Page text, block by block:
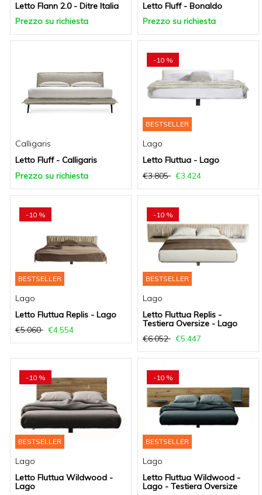
Letto Flann 2.0 - Ditre Italia
Prezzo su richiesta
Letto Fluff - Bonaldo
Prezzo su richiesta
Calligaris
Letto Fluff - Calligaris
Prezzo su richiesta
-10 %
BESTSELLER
Lago
Letto Fluttua - Lago
€3.805
€3.424
-10 %
BESTSELLER
Lago
Letto Fluttua Replis - Lago
€5.060
€4.554
-10 %
BESTSELLER
Lago
Letto Fluttua Replis -
Testiera Oversize - Lago
€6.052
€5.447
-10 %
BESTSELLER
Lago
Letto Fluttua Wildwood -
Lago
-10 %
BESTSELLER
Lago
Letto Fluttua Wildwood -
Lago - Testiera Oversize